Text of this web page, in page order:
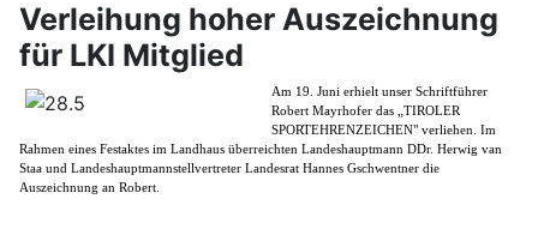
Verleihung hoher Auszeichnung
für LKI Mitglied
Am 19. Juni erhielt unser Schriftführer
Robert Mayrhofer das „TIROLER
SPORTEHRENZEICHEN" verliehen.
Im
Rahmen eines Festaktes im Landhaus überreichten Landeshauptmann DDr. Herwig van
Staa und Landeshauptmannstellvertreter Landesrat Hannes Gschwentner die
Auszeichnung an Robert.